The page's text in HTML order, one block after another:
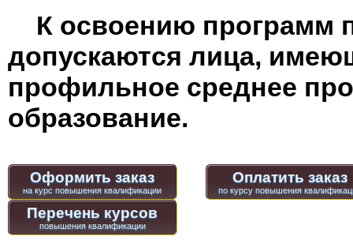
К освоению программ
допускаются лица,
профильное среднее
образование.
Оформить заказ Оплатить заказ
Перечень курсов
повышения квалификации